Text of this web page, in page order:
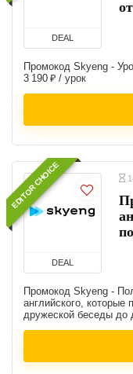
DEAL
Промокод Skyeng -
3 190 ₽ / урок
EDITOR CHOICE
DEAL
Промокод Skyeng -
английского, которые
дружеской беседы до